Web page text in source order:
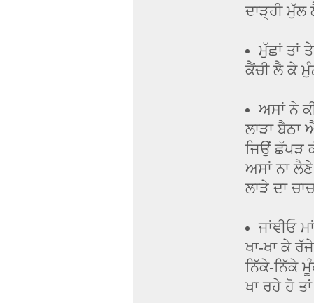
ਦਾੜ੍ਹੀ ਮੁੱਲ
ਮੁੱਛਾਂ ਤਾਂ
ਕੈਂਚੀ ਲੈ ਕੇ
ਅਸਾਂ ਨੇ
ਲਾੜਾ ਬੈਠਾ
ਜਿਉਂ ਛੱਪੜ
ਅਸਾਂ ਨਾ
ਲਾੜੇ ਦਾ
ਜਾਂਞੀਓ
ਖਾ-ਖਾ ਕੇ
ਨਿੱਕੇ-ਨਿੱਕੇ
ਖਾ ਰਹੇ ਹੋ